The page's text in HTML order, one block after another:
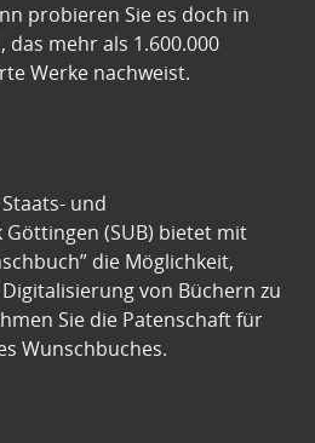
probieren Sie es doch in
das mehr als 1.600.000
Werke nachweist.
und
(SUB) bietet mit
die Möglichkeit,
von Büchern zu
Sie die Patenschaft für
Wunschbuches.